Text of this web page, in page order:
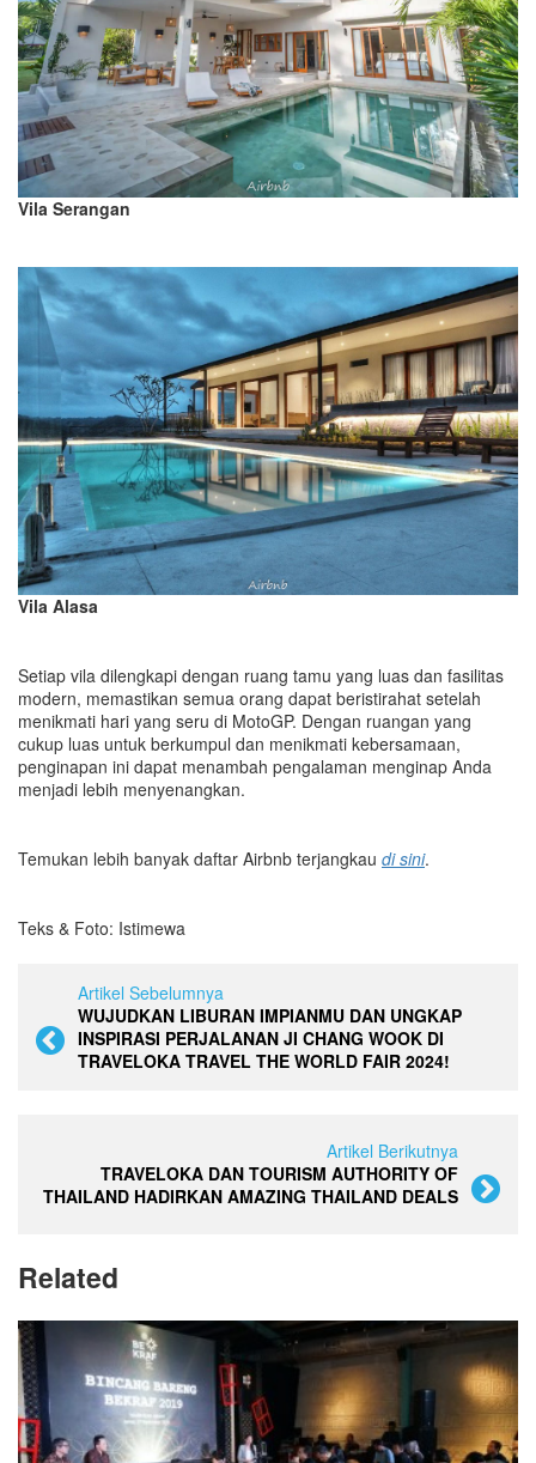
Vila Serangan
Vila Alasa
Setiap vila dilengkapi dengan ruang tamu yang luas dan fasilitas
modern, memastikan semua orang dapat beristirahat setelah
menikmati hari yang seru di MotoGP. Dengan ruangan yang
cukup luas untuk berkumpul dan menikmati kebersamaan,
penginapan ini dapat menambah pengalaman menginap Anda
menjadi lebih menyenangkan.
Temukan lebih banyak daftar Airbnb terjangkau di sini.
Teks & Foto: Istimewa
Artikel Sebelumnya
WUJUDKAN LIBURAN IMPIANMU DAN UNGKAP
INSPIRASI PERJALANAN JI CHANG WOOK DI
TRAVELOKA TRAVEL THE WORLD FAIR 2024!
Artikel Berikutnya
TRAVELOKA DAN TOURISM AUTHORITY OF
THAILAND HADIRKAN AMAZING THAILAND DEALS
Related